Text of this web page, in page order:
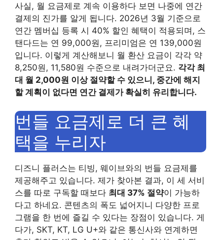
사실, 월 요금제로 계속 이용하다 보면 나중에 연간
결제의 진가를 알게 됩니다. 2026년 3월 기준으로
연간 멤버십 등록 시 40% 할인 혜택이 적용되며, 스
탠다드는 연 99,000원, 프리미엄은 연 139,000원
입니다. 이렇게 계산해보니 월 환산 요금이 각각 약
8,250원, 11,580원 수준으로 내려가더군요. 각각 최
대 월 2,000원 이상 절약할 수 있으니, 중간에 해지
할 계획이 없다면 연간 결제가 확실히 유리합니다.
번들 요금제로 더 큰 혜
택을 누리자
디즈니 플러스는 티빙, 웨이브와의 번들 요금제를
제공해주고 있습니다. 제가 찾아본 결과, 이 세 서비
스를 따로 구독할 때보다 최대 37% 절약이 가능하
다고 하네요. 콘텐츠의 폭도 넓어지니 다양한 프로
그램을 한 번에 즐길 수 있다는 장점이 있습니다. 게
다가, SKT, KT, LG U+와 같은 통신사와 연계하면